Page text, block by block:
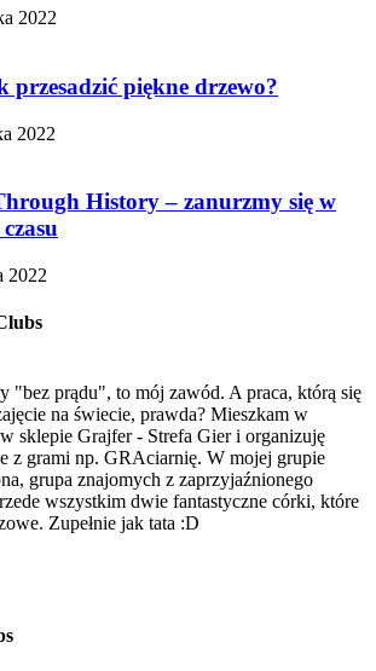
2022
przesadzić piękne drzewo?
2022
History – zanurzmy się w
2022
"bez prądu", to mój zawód. A praca, którą się
na świecie, prawda? Mieszkam w
sklepie Grajfer - Strefa Gier i organizuję
z grami np. GRAciarnię. W mojej grupie
grupa znajomych z zaprzyjaźnionego
wszystkim dwie fantastyczne córki, które
Zupełnie jak tata :D